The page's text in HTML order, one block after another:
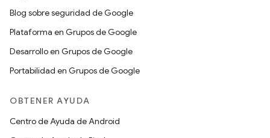
Blog sobre seguridad de Google
Plataforma en Grupos de Google
Desarrollo en Grupos de Google
Portabilidad en Grupos de Google
OBTENER AYUDA
Centro de Ayuda de Android